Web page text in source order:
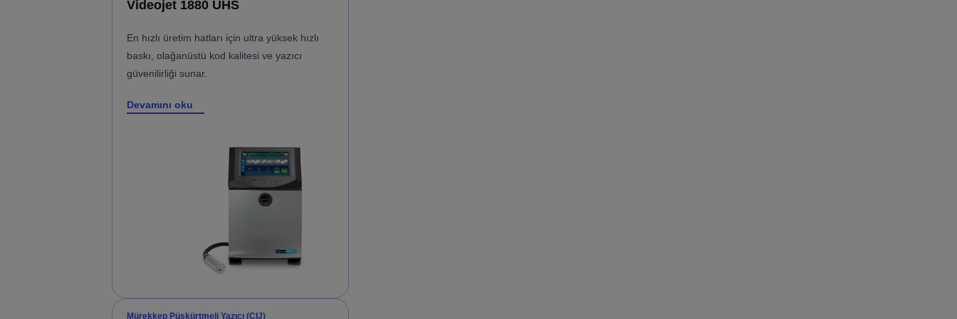
Videojet 1880 UHS
En hızlı üretim hatları için ultra yüksek hızlı
baskı, olağanüstü kod kalitesi ve yazıcı
güvenilirliği sunar.
Devamını oku
Mürekkep Püskürtmeli Yazıcı (CIJ)